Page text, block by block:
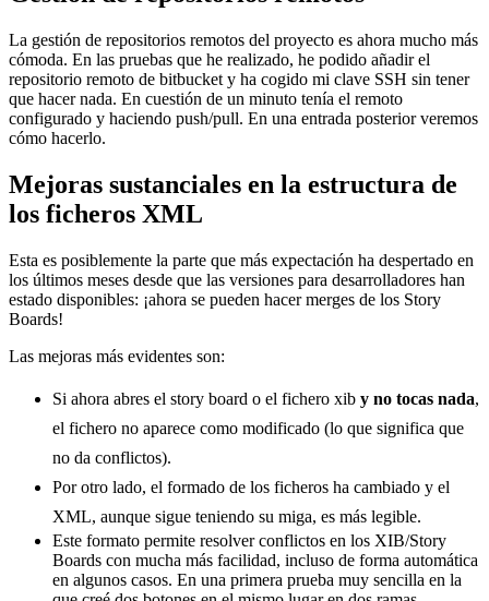
La gestión de repositorios remotos del proyecto es ahora mucho más
cómoda. En las pruebas que he realizado, he podido añadir el
repositorio remoto de bitbucket y ha cogido mi clave SSH sin tener
que hacer nada. En cuestión de un minuto tenía el remoto
configurado y haciendo push/pull. En una entrada posterior veremos
cómo hacerlo.
Mejoras sustanciales en la estructura de
los ficheros XML
Esta es posiblemente la parte que más expectación ha despertado en
los últimos meses desde que las versiones para desarrolladores han
estado disponibles: ¡ahora se pueden hacer merges de los Story
Boards!
Las mejoras más evidentes son:
Si ahora abres el story board o el fichero xib y no tocas nada,
el fichero no aparece como modificado (lo que significa que
no da conflictos).
Por otro lado, el formado de los ficheros ha cambiado y el
XML, aunque sigue teniendo su miga, es más legible.
Este formato permite resolver conflictos en los XIB/Story
Boards con mucha más facilidad, incluso de forma automática
en algunos casos. En una primera prueba muy sencilla en la